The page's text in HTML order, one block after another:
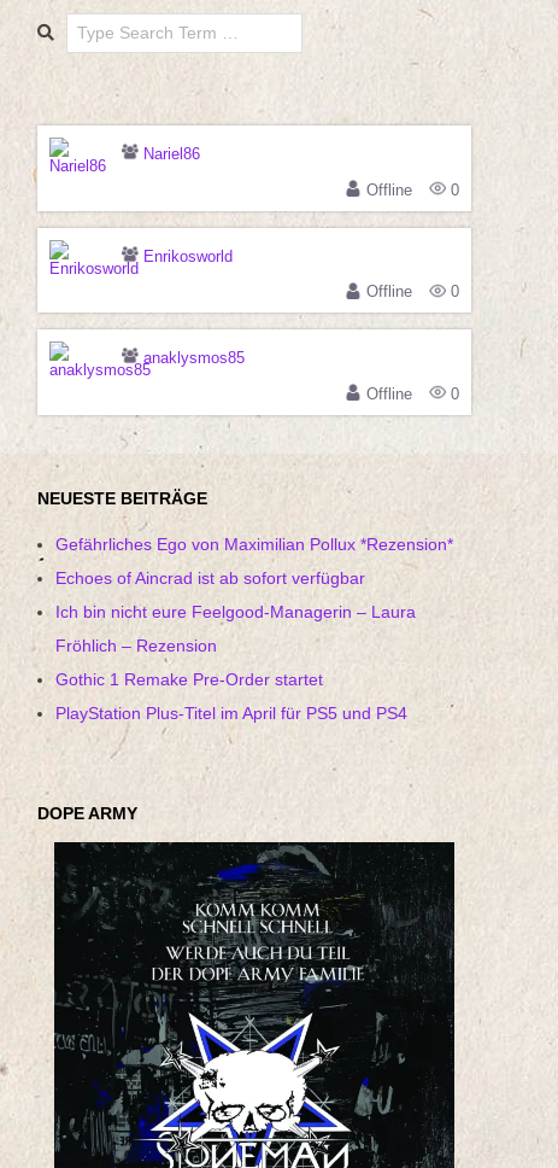
Search
Nariel86
Offline
0
Enrikosworld
Offline
0
anaklysmos85
Offline
0
NEUESTE BEITRÄGE
Gefährliches Ego von Maximilian Pollux *Rezension*
Echoes of Aincrad ist ab sofort verfügbar
Ich bin nicht eure Feelgood-Managerin – Laura
Fröhlich – Rezension
Gothic 1 Remake Pre-Order startet
PlayStation Plus-Titel im April für PS5 und PS4
DOPE ARMY